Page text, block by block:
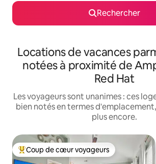
Rechercher
Locations de vacances
notées à proximité de
Red Hat
Les voyageurs sont unanimes : ces
bien notés en termes
plus encore.
Coups de cœur voyageurs les plus
Coup de cœur voyageurs